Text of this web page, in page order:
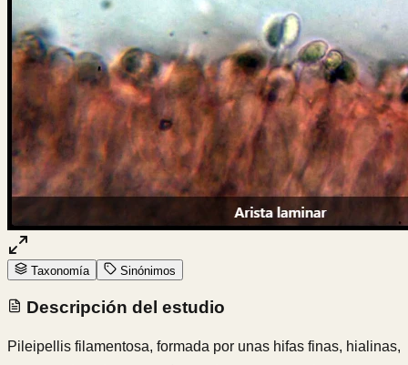
Taxonomía Sinónimos
Descripción del estudio
Pileipellis filamentosa, formada por unas hifas finas, hialinas,